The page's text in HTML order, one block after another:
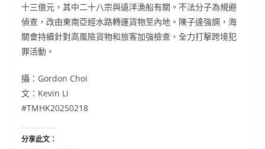
十三億元，其中二十八宗與遠洋漁船有關。不法分子為規避
偵查，改由東南亞經水路轉運貨物至內地。陳子達強調，海
關會持續針對高風險貨物和旅客加強檢查，全力打擊跨境犯
罪活動。
攝：Gordon Choi
文：Kevin Li
#TMHK20250218
分享此文：